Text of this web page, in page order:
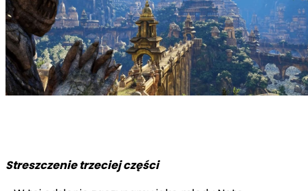
Streszczenie trzeciej części